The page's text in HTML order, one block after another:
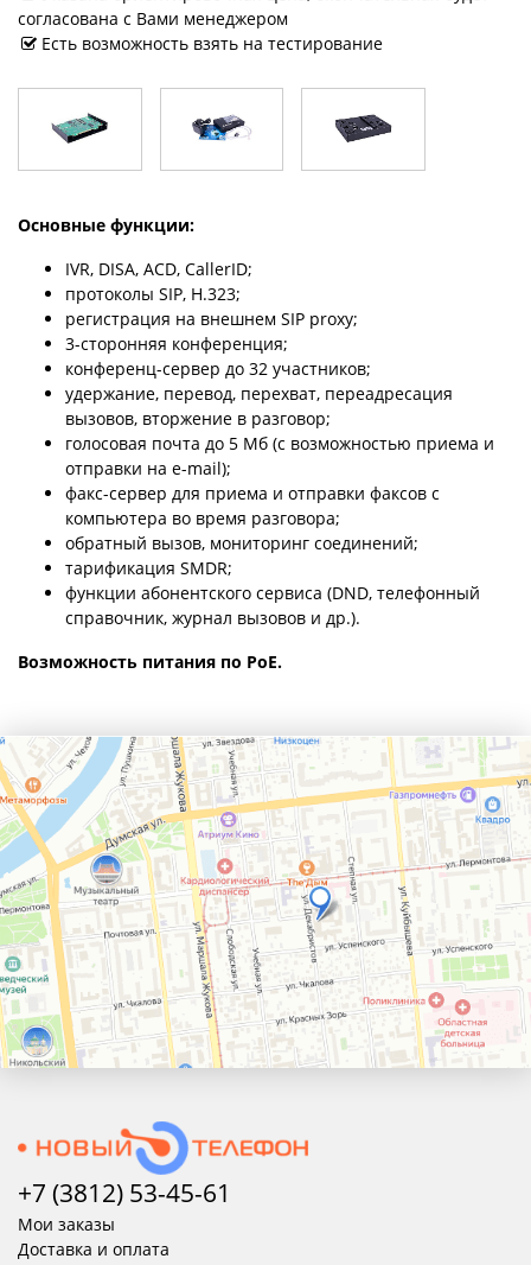
согласована с Вами менеджером
Есть возможность взять на тестирование
Основные функции:
IVR, DISA, ACD, CallerID;
протоколы SIP, H.323;
регистрация на внешнем SIP proxy;
3-сторонняя конференция;
конференц-сервер до 32 участников;
удержание, перевод, перехват, переадресация
вызовов, вторжение в разговор;
голосовая почта до 5 Мб (с возможностью приема и
отправки на e-mail);
факс-сервер для приема и отправки факсов с
компьютера во время разговора;
обратный вызов, мониторинг соединений;
тарификация SMDR;
функции абонентского сервиса (DND, телефонный
справочник, журнал вызовов и др.).
Возможность питания по PoE.
+7 (3812) 53-45-61
Мои заказы
Доставка и оплата